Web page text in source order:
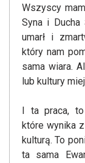
Wszyscy
Syna i Ducha
umarł i
który nam
sama wiara.
lub kultury
I ta praca,
które wynika
kulturą. To
ta sama